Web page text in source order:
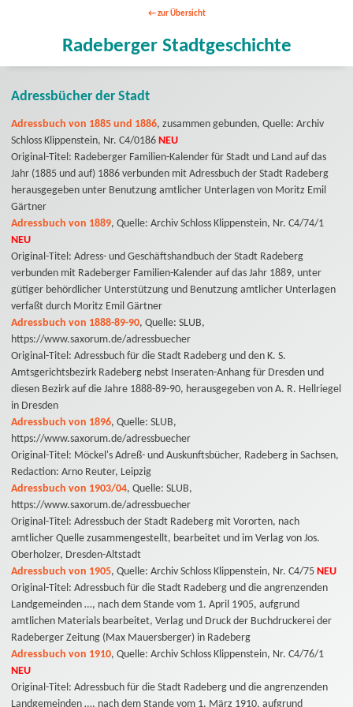
zur Übersicht
Radeberger Stadtgeschichte
Adressbücher der Stadt
Adressbuch von 1885 und 1886, zusammen gebunden, Quelle: Archiv
Schloss Klippenstein, Nr. C4/0186 NEU
Original-Titel: Radeberger Familien-Kalender für Stadt und Land auf das
Jahr (1885 und auf) 1886 verbunden mit Adressbuch der Stadt Radeberg
herausgegeben unter Benutzung amtlicher Unterlagen von Moritz Emil
Gärtner
Adressbuch von 1889, Quelle: Archiv Schloss Klippenstein, Nr. C4/74/1
NEU
Original-Titel: Adress- und Geschäftshandbuch der Stadt Radeberg
verbunden mit Radeberger Familien-Kalender auf das Jahr 1889, unter
gütiger behördlicher Unterstützung und Benutzung amtlicher Unterlagen
verfaßt durch Moritz Emil Gärtner
Adressbuch von 1888-89-90, Quelle: SLUB,
https://www.saxorum.de/adressbuecher
Original-Titel: Adressbuch für die Stadt Radeberg und den K. S.
Amtsgerichtsbezirk Radeberg nebst Inseraten-Anhang für Dresden und
diesen Bezirk auf die Jahre 1888-89-90, herausgegeben von A. R. Hellriegel
in Dresden
Adressbuch von 1896, Quelle: SLUB,
https://www.saxorum.de/adressbuecher
Original-Titel: Möckel's Adreß- und Auskunftsbücher, Radeberg in Sachsen,
Redaction: Arno Reuter, Leipzig
Adressbuch von 1903/04, Quelle: SLUB,
https://www.saxorum.de/adressbuecher
Original-Titel: Adressbuch der Stadt Radeberg mit Vororten, nach
amtlicher Quelle zusammengestellt, bearbeitet und im Verlag von Jos.
Oberholzer, Dresden-Altstadt
Adressbuch von 1905, Quelle: Archiv Schloss Klippenstein, Nr. C4/75 NEU
Original-Titel: Adressbuch für die Stadt Radeberg und die angrenzenden
Landgemeinden …, nach dem Stande vom 1. April 1905, aufgrund
amtlichen Materials bearbeitet, Verlag und Druck der Buchdruckerei der
Radeberger Zeitung (Max Mauersberger) in Radeberg
Adressbuch von 1910, Quelle: Archiv Schloss Klippenstein, Nr. C4/76/1
NEU
Original-Titel: Adressbuch für die Stadt Radeberg und die angrenzenden
Landgemeinden …, nach dem Stande vom 1. März 1910, aufgrund